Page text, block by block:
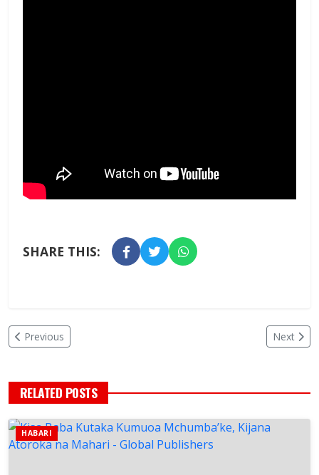
SHARE THIS:
Previous Next
RELATED POSTS
HABARI